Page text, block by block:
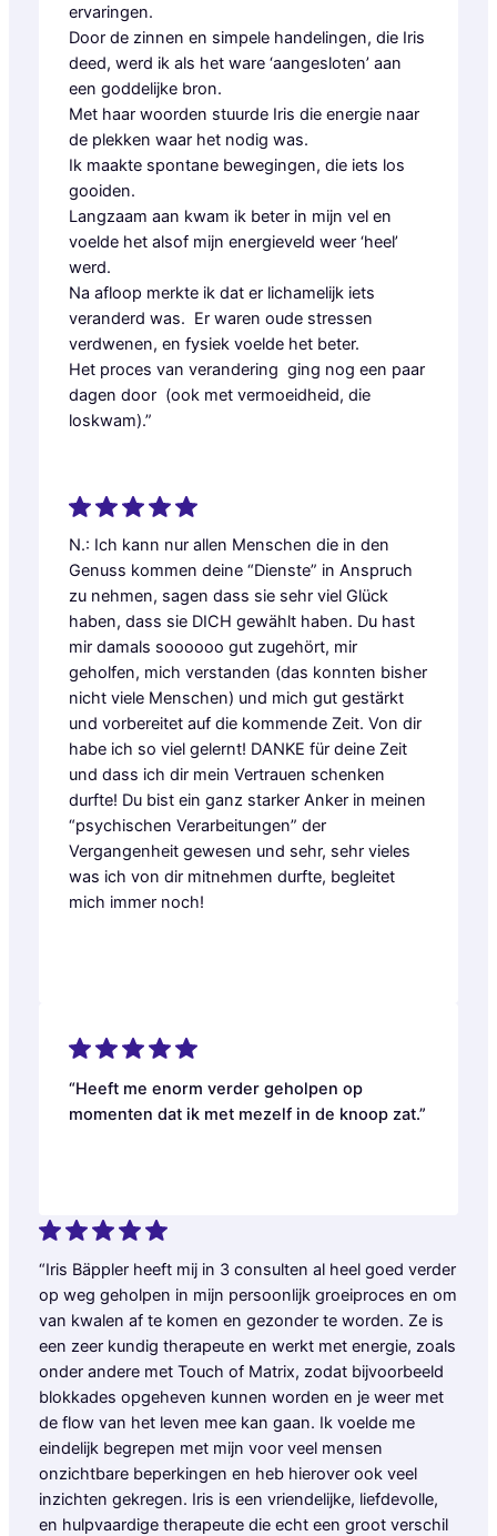
ervaringen.
Door de zinnen en simpele handelingen, die Iris
deed, werd ik als het ware ‘aangesloten’ aan
een goddelijke bron.
Met haar woorden stuurde Iris die energie naar
de plekken waar het nodig was.
Ik maakte spontane bewegingen, die iets los
gooiden.
Langzaam aan kwam ik beter in mijn vel en
voelde het alsof mijn energieveld weer ‘heel’
werd.
Na afloop merkte ik dat er lichamelijk iets
veranderd was. Er waren oude stressen
verdwenen, en fysiek voelde het beter.
Het proces van verandering ging nog een paar
dagen door (ook met vermoeidheid, die
loskwam).”
N.: Ich kann nur allen Menschen die in den
Genuss kommen deine “Dienste” in Anspruch
zu nehmen, sagen dass sie sehr viel Glück
haben, dass sie DICH gewählt haben. Du hast
mir damals soooooo gut zugehört, mir
geholfen, mich verstanden (das konnten bisher
nicht viele Menschen) und mich gut gestärkt
und vorbereitet auf die kommende Zeit. Von dir
habe ich so viel gelernt! DANKE für deine Zeit
und dass ich dir mein Vertrauen schenken
durfte! Du bist ein ganz starker Anker in meinen
“psychischen Verarbeitungen” der
Vergangenheit gewesen und sehr, sehr vieles
was ich von dir mitnehmen durfte, begleitet
mich immer noch!
“Heeft me enorm verder geholpen op
momenten dat ik met mezelf in de knoop zat.”
“Iris Bäppler heeft mij in 3 consulten al heel goed verder
op weg geholpen in mijn persoonlijk groeiproces en om
van kwalen af te komen en gezonder te worden. Ze is
een zeer kundig therapeute en werkt met energie, zoals
onder andere met Touch of Matrix, zodat bijvoorbeeld
blokkades opgeheven kunnen worden en je weer met
de flow van het leven mee kan gaan. Ik voelde me
eindelijk begrepen met mijn voor veel mensen
onzichtbare beperkingen en heb hierover ook veel
inzichten gekregen. Iris is een vriendelijke, liefdevolle,
en hulpvaardige therapeute die echt een groot verschil